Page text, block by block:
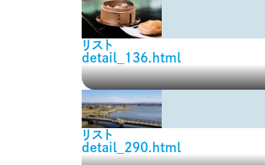
リスト
detail_136.html
リスト
detail_290.html